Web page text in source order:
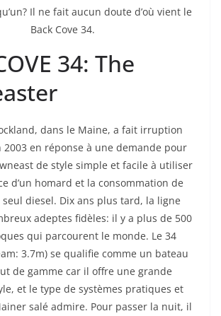
Il ne fait aucun doute d’où vient le
Back Cove 34.
34: The
dans le Maine, a fait irruption
2003 en réponse à une demande pour
de style simple et facile à utiliser
d’un homard et la consommation de
seul diesel. Dix ans plus tard, la ligne
adeptes fidèles: il y a plus de 500
qui parcourent le monde. Le 34
3.7m) se qualifie comme un bateau
de gamme car il offre une grande
et le type de systèmes pratiques et
salé admire. Pour passer la nuit, il